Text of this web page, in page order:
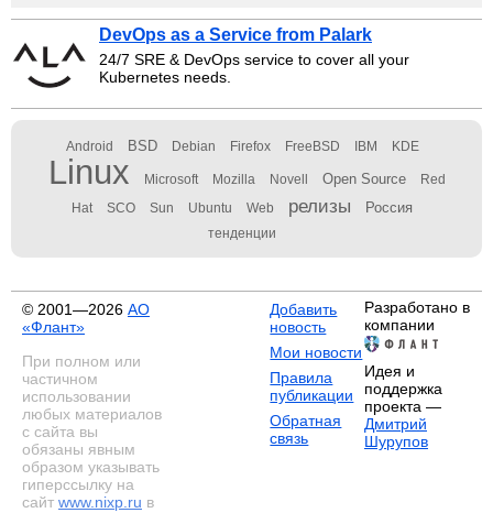
DevOps as a Service from Palark
24/7 SRE & DevOps service to cover all your
Kubernetes needs.
Android BSD Debian Firefox FreeBSD IBM KDE
Linux Microsoft Mozilla Novell Open Source Red
Hat SCO Sun Ubuntu Web релизы Россия
тенденции
© 2001—2026 АО
«Флант»
При полном или
частичном
использовании
любых материалов
с сайта вы
обязаны явным
образом указывать
гиперссылку на
сайт www.nixp.ru в
Добавить
новость
Мои новости
Правила
публикации
Обратная
связь
Разработано в
компании
Идея и
поддержка
проекта —
Дмитрий
Шурупов